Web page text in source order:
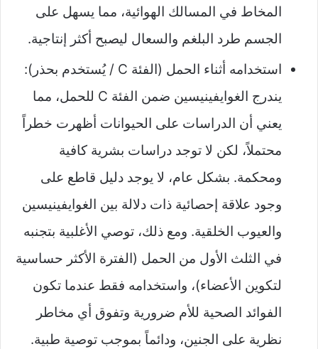
المخاط في المسالك الهوائية، مما يسهل على
الجسم طرد البلغم والسعال ليصبح أكثر إنتاجية.
استخدامه أثناء الحمل (الفئة C / يُستخدم بحذر):
يندرج الغوايفينيسين ضمن الفئة C للحمل، مما
يعني أن الدراسات على الحيوانات أظهرت خطراً
محتملاً، لكن لا توجد دراسات بشرية كافية
ومحكمة. بشكل عام، لا يوجد دليل قاطع على
وجود علاقة إحصائية ذات دلالة بين الغوايفينيسين
والعيوب الخلقية. ومع ذلك، توصي الأغلبية بتجنبه
في الثلث الأول من الحمل (الفترة الأكثر حساسية
لتكوين الأعضاء)، واستخدامه فقط عندما تكون
الفوائد الصحية للأم ضرورية وتفوق أي مخاطر
نظرية على الجنين، ودائماً بموجب توصية طبية.